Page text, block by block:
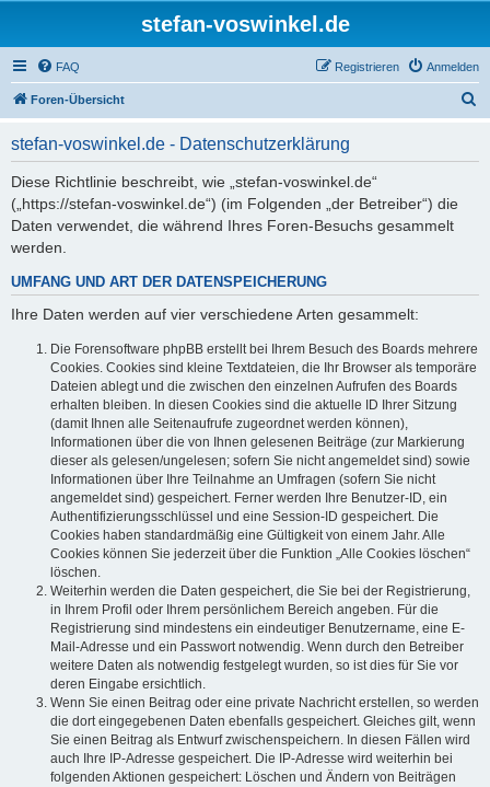
stefan-voswinkel.de
FAQ Anmelden
Registrieren
Foren-Übersicht
stefan-voswinkel.de - Datenschutzerklärung
Diese Richtlinie beschreibt, wie „stefan-voswinkel.de“
(„https://stefan-voswinkel.de“) (im Folgenden „der Betreiber“) die
Daten verwendet, die während Ihres Foren-Besuchs gesammelt
werden.
UMFANG UND ART DER DATENSPEICHERUNG
Ihre Daten werden auf vier verschiedene Arten gesammelt:
Die Forensoftware phpBB erstellt bei Ihrem Besuch des Boards mehrere
Cookies. Cookies sind kleine Textdateien, die Ihr Browser als temporäre
Dateien ablegt und die zwischen den einzelnen Aufrufen des Boards
erhalten bleiben. In diesen Cookies sind die aktuelle ID Ihrer Sitzung
(damit Ihnen alle Seitenaufrufe zugeordnet werden können),
Informationen über die von Ihnen gelesenen Beiträge (zur Markierung
dieser als gelesen/ungelesen; sofern Sie nicht angemeldet sind) sowie
Informationen über Ihre Teilnahme an Umfragen (sofern Sie nicht
angemeldet sind) gespeichert. Ferner werden Ihre Benutzer-ID, ein
Authentifizierungsschlüssel und eine Session-ID gespeichert. Die
Cookies haben standardmäßig eine Gültigkeit von einem Jahr. Alle
Cookies können Sie jederzeit über die Funktion „Alle Cookies löschen“
löschen.
Weiterhin werden die Daten gespeichert, die Sie bei der Registrierung,
in Ihrem Profil oder Ihrem persönlichem Bereich angeben. Für die
Registrierung sind mindestens ein eindeutiger Benutzername, eine E-
Mail-Adresse und ein Passwort notwendig. Wenn durch den Betreiber
weitere Daten als notwendig festgelegt wurden, so ist dies für Sie vor
deren Eingabe ersichtlich.
Wenn Sie einen Beitrag oder eine private Nachricht erstellen, so werden
die dort eingegebenen Daten ebenfalls gespeichert. Gleiches gilt, wenn
Sie einen Beitrag als Entwurf zwischenspeichern. In diesen Fällen wird
auch Ihre IP-Adresse gespeichert. Die IP-Adresse wird weiterhin bei
folgenden Aktionen gespeichert: Löschen und Ändern von Beiträgen